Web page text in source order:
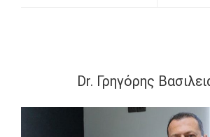
Dr. Γρηγόρης